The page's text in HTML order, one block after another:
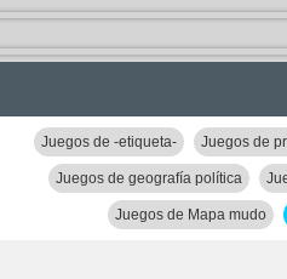
Juegos de -etiqueta- Juegos de
Juegos de geografía política
Juegos de Mapa mudo